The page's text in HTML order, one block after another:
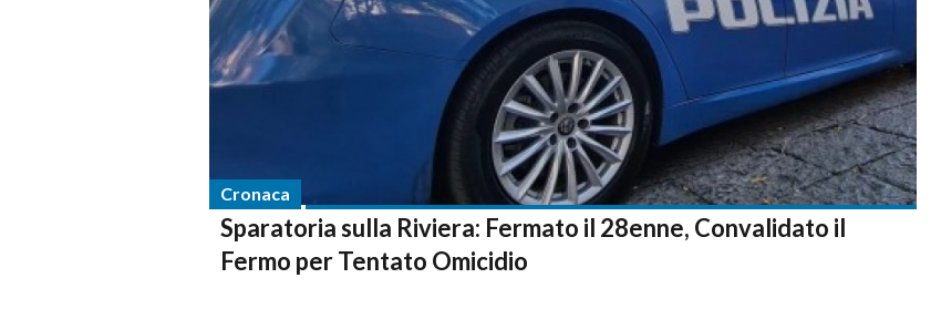
Cronaca
Sparatoria sulla Riviera: Fermato il 28enne, Convalidato il
Fermo per Tentato Omicidio